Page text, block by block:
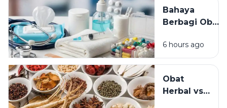
Belajar
Cerdas
Begadang
Bahaya
Berbagi Obat
Orang Lain:
Mengapa
Tidak Boleh
Dipinjamkan?
6 hours ago
Obat
Herbal vs